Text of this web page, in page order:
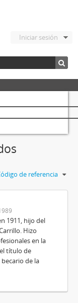
Iniciar sesión
de referencia
1911, hijo del
Hizo
en la
título de
de la